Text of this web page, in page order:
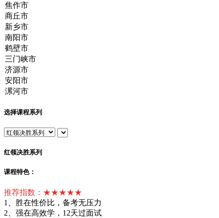
选择课程系列
红领决胜系列
课程特色：
推荐指数：★★★★★
1、胜在性价比，备考无压力
2、强在高效学，12天过面试